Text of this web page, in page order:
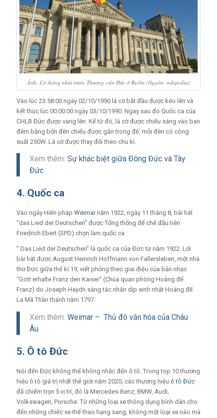
Ảnh: Cờ thống nhất trước Thượng viện Đức ở Berlin (Nguồn: wikipedia)
Vào lúc 23:58:00 ngày 02/10/1990 lá cờ bắt đầu được kéo lên và
kết thúc lúc 00:00:00 ngày 03/10/1990. Ngay sau đó Quốc ca của
CHLB Đức được vang lên. Kể từ đó, lá cờ được chiếu sáng vào ban
đêm bằng bốn đèn chiếu được gắn trong đế, mỗi đèn có công
suất 250W. Lá cờ được thay đổi theo chu kì.
Xem thêm: Sự khác biệt giữa Đông Đức và Tây
Đức
4. Quốc ca
Vào ngày Hiến pháp Weimarnăm 1922, ngày 11 tháng 8, bài hát
“das Lied der Deutschen” được Tổng thống đế chế đầu tiên
Friedrich Ebert (SPD) chọn làm quốc ca.
” Das Lied der Deutschen” là quốc ca của Đức từ năm 1922. Lời
bài hát được August Heinrich Hoffmann von Fallersleben, một nhà
thơ Đức giữa thế kỉ 19, viết phỏng theo giai điệu của bản nhạc
“Gott erhalte Franz den Kaiser” (Chúa quan phòng Hoàng đế
Franz) do Joseph Haydn sáng tác nhân dịp sinh nhật Hoàng đế
La Mã Thần thánh năm 1797.
Xem thêm: Weimar – Thủ đô văn hóa của Châu
Âu
5. Ô tô Đức
Nói đến Đức không thể không nhắc đến ô tô. Trong top 10 thương
hiệu ô tô giá trị nhất thế giới năm 2020, các thương hiệu ô tô Đức
đã chiếm trọn 5 vị trí, đó là Mercedes-Benz, BMW, Audi,
Volkswagen, Porsche. Từ những loại xe thông dụng bình dân cho
đến những chiếc xe thể thao hạng sang, không một loại xe nào mà